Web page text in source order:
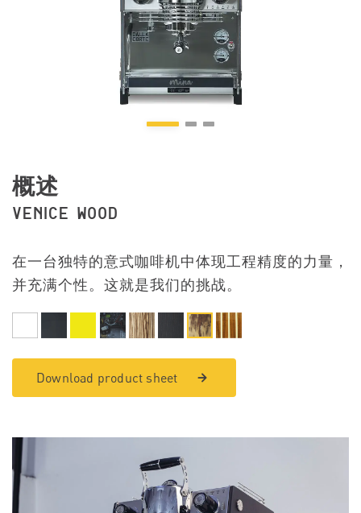
概述
VENICE WOOD
在一台独特的意式咖啡机中体现工程精度的力量，
并充满个性。这就是我们的挑战。
Download product sheet